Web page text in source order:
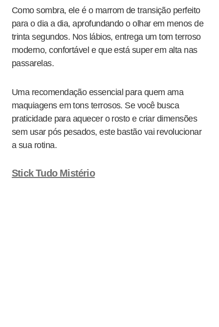
Como sombra, ele é o marrom de transição perfeito
para o dia a dia, aprofundando o olhar em menos de
trinta segundos. Nos lábios, entrega um tom terroso
moderno, confortável e que está super em alta nas
passarelas.
Uma recomendação essencial para quem ama
maquiagens em tons terrosos. Se você busca
praticidade para aquecer o rosto e criar dimensões
sem usar pós pesados, este bastão vai revolucionar
a sua rotina.
Stick Tudo Mistério